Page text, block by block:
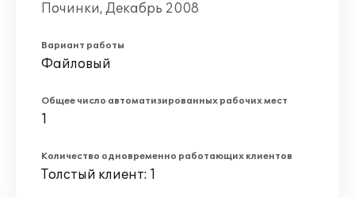
Починки, Декабрь 2008
Вариант работы
Файловый
Общее число автоматизированных рабочих мест
1
Количество одновременно работающих клиентов
Толстый клиент: 1